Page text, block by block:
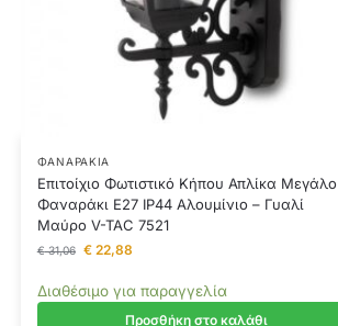
ΦΑΝΑΡΆΚΙΑ
Επιτοίχιο Φωτιστικό Κήπου Απλίκα Μεγάλο
Φαναράκι E27 IP44 Αλουμίνιο – Γυαλί
Μαύρο V-TAC 7521
€31,06 €22,88
Διαθέσιμο για παραγγελία
Προσθήκη στο καλάθι